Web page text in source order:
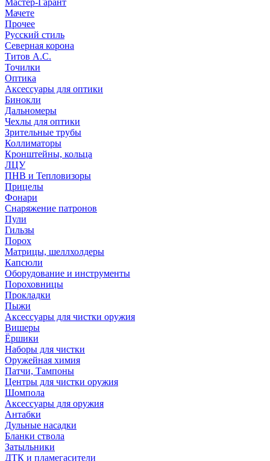
Мастер-Гарант
Мачете
Прочее
Русский стиль
Северная корона
Титов А.С.
Точилки
Оптика
Аксессуары для оптики
Бинокли
Дальномеры
Чехлы для оптики
Зрительные трубы
Коллиматоры
Кронштейны, кольца
ЛЦУ
ПНВ и Тепловизоры
Прицелы
Фонари
Снаряжение патронов
Пули
Гильзы
Порох
Матрицы, шеллхолдеры
Капсюли
Оборудование и инструменты
Пороховницы
Прокладки
Пыжи
Аксессуары для чистки оружия
Вишеры
Ёршики
Наборы для чистки
Оружейная химия
Патчи, Тампоны
Центры для чистки оружия
Шомпола
Аксессуары для оружия
Антабки
Дульные насадки
Бланки ствола
Затыльники
ДТК и пламегасители